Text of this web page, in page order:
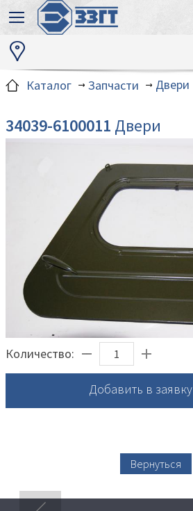
Каталог Запчасти Двери
34039-6100011 Двери
Количество:
Добавить в заявку
Вернуться